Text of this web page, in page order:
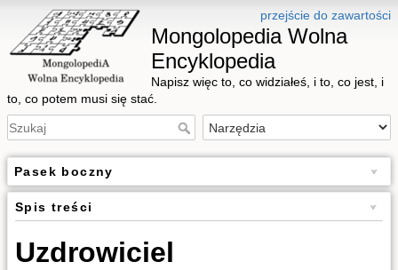
przejście do zawartości
Mongolopedia Wolna
Encyklopedia
Napisz więc to, co widziałeś, i to, co jest, i
to, co potem musi się stać.
Pasek boczny
Spis treści
Uzdrowiciel